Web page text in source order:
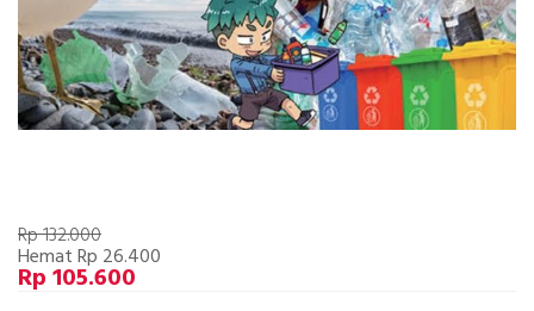
Rp 132.000
Hemat Rp 26.400
Rp 105.600